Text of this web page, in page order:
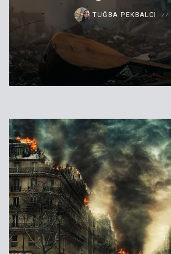
TUĞBA PEKBALCI